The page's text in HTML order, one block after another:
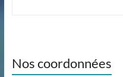
Nos coordonnées